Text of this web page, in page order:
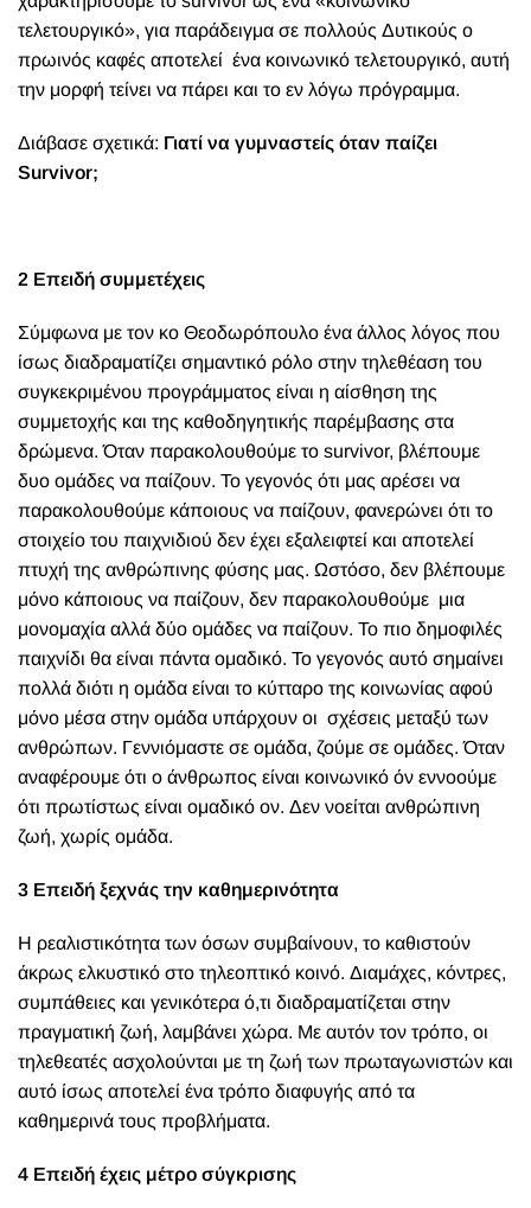
τελετουργικό», για παράδειγμα σε πολλούς Δυτικούς ο
πρωινός καφές αποτελεί ένα κοινωνικό τελετουργικό, αυτή
την μορφή τείνει να πάρει και το εν λόγω πρόγραμμα.
Διάβασε σχετικά: Γιατί να γυμναστείς όταν παίζει
Survivor;
2 Επειδή συμμετέχεις
Σύμφωνα με τον κο Θεοδωρόπουλο ένα άλλος λόγος που
ίσως διαδραματίζει σημαντικό ρόλο στην τηλεθέαση του
συγκεκριμένου προγράμματος είναι η αίσθηση της
συμμετοχής και της καθοδηγητικής παρέμβασης στα
δρώμενα.Όταν παρακολουθούμε το survivor, βλέπουμε
δυο ομάδες να παίζουν. Το γεγονός ότι μας αρέσει να
παρακολουθούμε κάποιους να παίζουν, φανερώνει ότι το
στοιχείο του παιχνιδιού δεν έχει εξαλειφτεί και αποτελεί
πτυχή της ανθρώπινης φύσης μας. Ωστόσο, δεν βλέπουμε
μόνο κάποιους να παίζουν, δεν παρακολουθούμε μια
μονομαχία αλλά δύο ομάδες να παίζουν. Το πιο δημοφιλές
παιχνίδι θα είναι πάντα ομαδικό. Το γεγονός αυτό σημαίνει
πολλά διότι η ομάδα είναι το κύτταρο της κοινωνίας αφού
μόνο μέσα στην ομάδα υπάρχουν οι σχέσεις μεταξύ των
ανθρώπων. Γεννιόμαστε σε ομάδα, ζούμε σε ομάδες. Όταν
αναφέρουμε ότι ο άνθρωπος είναι κοινωνικό όν εννοούμε
ότι πρωτίστως είναι ομαδικό ον. Δεν νοείται ανθρώπινη
ζωή, χωρίς ομάδα.
3 Επειδή ξεχνάς την καθημερινότητα
Η ρεαλιστικότητα των όσων συμβαίνουν, το καθιστούν
άκρως ελκυστικό στο τηλεοπτικό κοινό. Διαμάχες, κόντρες,
συμπάθειες και γενικότερα ό,τι διαδραματίζεται στην
πραγματική ζωή, λαμβάνει χώρα. Με αυτόν τον τρόπο, οι
τηλεθεατές ασχολούνται με τη ζωή των πρωταγωνιστών και
αυτό ίσως αποτελεί ένα τρόπο διαφυγής από τα
καθημερινά τους προβλήματα.
4 Επειδή έχεις μέτρο σύγκρισης